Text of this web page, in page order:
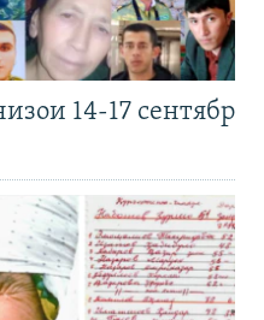
14-17 сентябр